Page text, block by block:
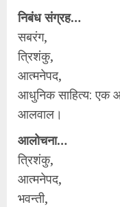
निबंध संग्रह…
सबरंग,
त्रिशंकु,
आत्मनेपद,
आधुनिक साहित्य: एक
आलवाल।
आलोचना…
त्रिशंकु,
आत्मनेपद,
भवन्ती,